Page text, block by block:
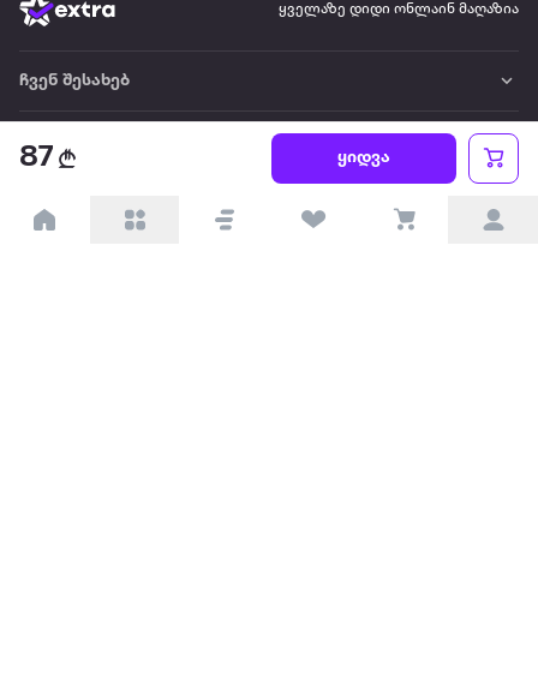
87 ყიდვა
ყველაზე დიდი ონლაინ მაღაზია
ჩვენ შესახებ
წესები და პირობები